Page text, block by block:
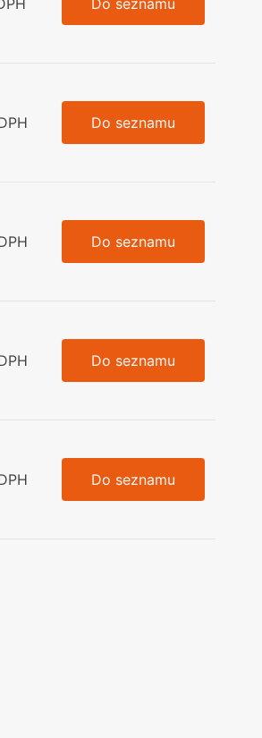
Do seznamu
Do seznamu
Do seznamu
Do seznamu
Do seznamu